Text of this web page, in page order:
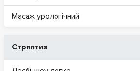
Масаж урологічний
Стриптиз